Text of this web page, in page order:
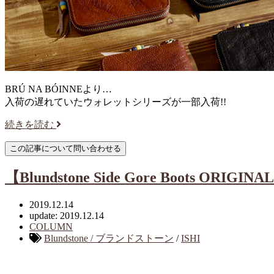
BRÚ NA BÓINNEより…
入荷の遅れていたウォレットシリーズが一部入荷!!
続きを読む
【Blundstone Side Gore Boots
2019.12.14
update: 2019.12.14
COLUMN
Blundstone / ブランドストーン /ISHI